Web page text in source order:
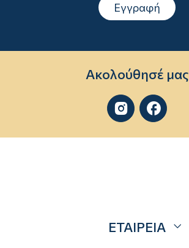
Εγγραφή
Ακολούθησέ μας
 
ΕΤΑΙΡΕΙΑ